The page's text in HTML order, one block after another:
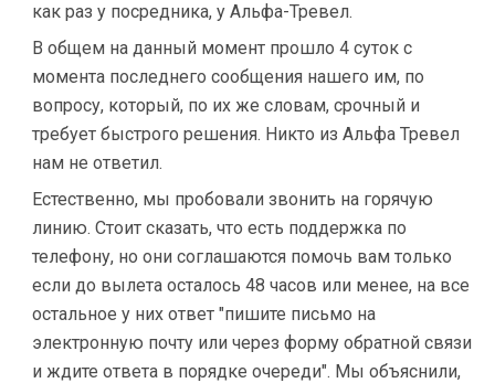
как раз у посредника, у Альфа-Тревел.
В общем на данный момент прошло 4 суток с
момента последнего сообщения нашего им, по
вопросу, который, по их же словам, срочный и
требует быстрого решения. Никто из Альфа Тревел
нам не ответил.
Естественно, мы пробовали звонить на горячую
линию. Стоит сказать, что есть поддержка по
телефону, но они соглашаются помочь вам только
если до вылета осталось 48 часов или менее, на все
остальное у них ответ "пишите письмо на
электронную почту или через форму обратной связи
и ждите ответа в порядке очереди". Мы объяснили,